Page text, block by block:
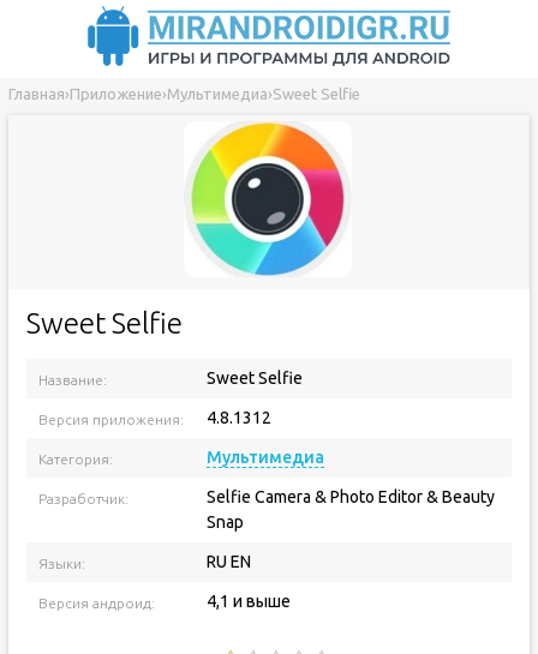
Главная›Приложение›Мультимедиа›Sweet Selfie
Sweet Selfie
Название: Sweet Selfie
Версия приложения: 4.8.1312
Категория: Мультимедиа
Разработчик:
Selfie Camera & Photo Editor & Beauty
Snap
Языки: RU EN
Версия андроид: 4,1 и выше